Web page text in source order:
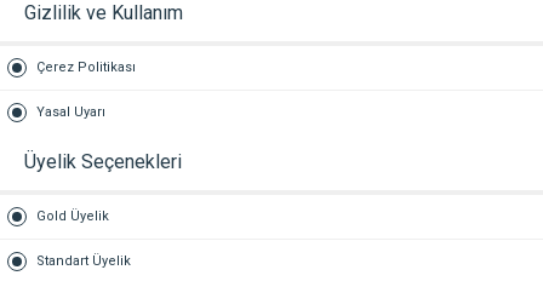
Gizlilik ve Kullanım
Çerez Politikası
Yasal Uyarı
Üyelik Seçenekleri
Gold Üyelik
Standart Üyelik